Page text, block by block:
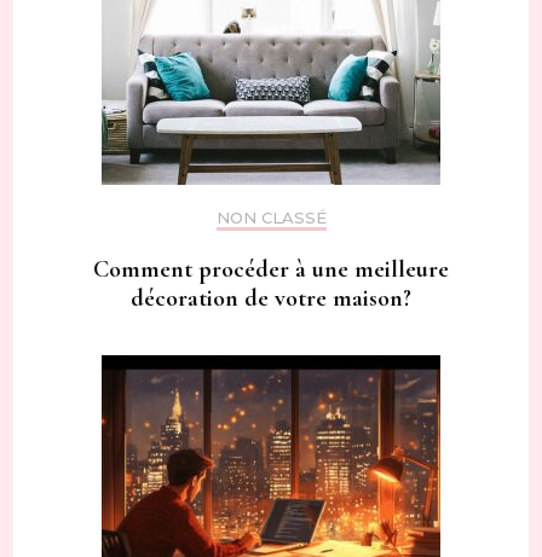
NON CLASSÉ
Comment procéder à une meilleure
décoration de votre maison?